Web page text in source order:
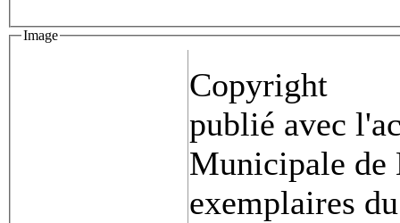
Image
Copyright
publié avec
Municipale de
exemplaires